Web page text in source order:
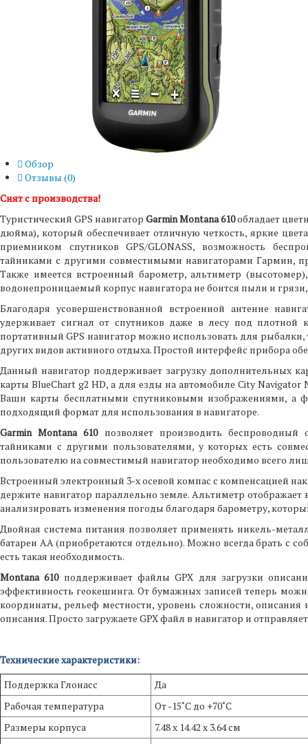
Обзор
Отзывы (0)
Снят с производства!
Туристический GPS навигаторGarmin Montana 610обладает
дюйма), который обеспечивает отличную четкость, яркие
приемником спутников GPS/GLONASS, возможность
тайниками с другими совместимыми навигаторами Гармин,
Также имеется встроенный барометр, альтиметр
водонепроницаемый корпус навигатора не боится пыли и
Благодаря усовершенствованной встроенной антенне
удерживает сигнал от спутников даже в лесу под плотной
портативный GPS навигатор можно использовать для
других видов активного отдыха. Простой интерфейс прибора
Данный навигатор поддерживает загрузку дополнительных
карты BlueChart g2 HD, а для езды на автомобиле City Navigator
Ваши карты бесплатными спутниковыми изображениями, а
подходящий формат для использования в навигаторе.
Garmin Montana 610позволяет производить
тайниками с другими пользователями, у которых есть
пользователю на совместимый навигатор необходимо всего
Встроенный электронный 3-х осевой компас с компенсацией
держите навигатор параллельно земле. Альтиметр
анализировать изменения погоды благодаря барометру,
Двойная система питания позволяет применять никель-
батареи АА (приобретаются отдельно). Можно всегда брать с
есть такая необходимость.
Montana 610поддерживает файлы GPX для загрузки
эффективность геокешинга. От бумажных записей теперь
координаты, рельеф местности, уровень сложности,
описания. Просто загружаете GPX файл в навигатор и
Технические характеристики:
Поддержка Глонасс
Да
Рабочая температура
От -15˚С до +70˚С
Размеры корпуса
7.48 x 14.42 x 3.64 см